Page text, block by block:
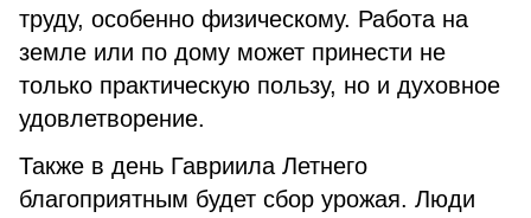
труду, особенно физическому. Работа на
земле или по дому может принести не
только практическую пользу, но и духовное
удовлетворение.
Также в день Гавриила Летнего
благоприятным будет сбор урожая. Люди